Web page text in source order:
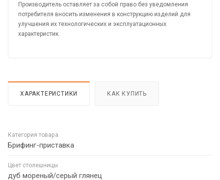
Производитель оставляет за собой право без уведомления
потребителя вносить изменения в конструкцию изделий для
улучшения их технологических и эксплуатационных
характеристик.
ХАРАКТЕРИСТИКИ КАК КУПИТЬ
Категория товара
Брифинг-приставка
Цвет столешницы
дуб мореный/серый глянец